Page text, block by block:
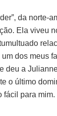
da norte-
Ela viveu
dos meus
deu a
o último
fácil para mim.